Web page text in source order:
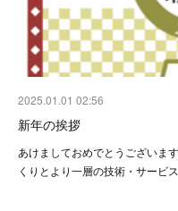
2025.01.01 02:56
新年の挨拶
あけましておめでとうございま
くりとより一層の技術・サービ